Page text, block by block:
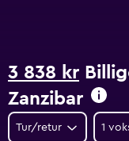
3 838 kr
Zanzibar
Tur/retur 1